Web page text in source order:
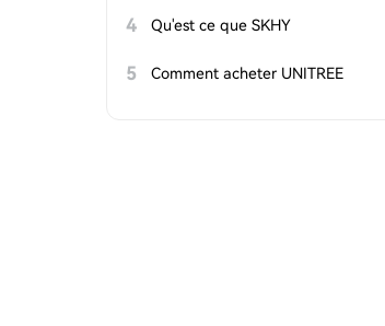
4 Qu'est ce que SKHY
5 Comment acheter UNITREE